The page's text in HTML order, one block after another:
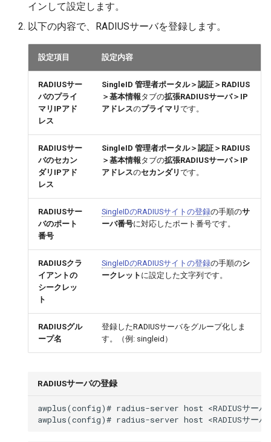
インして設定します。
以下の内容で、RADIUSサーバを登録します。
設定項目 設定内容
RADIUSサー
バのプライ
マリIPアド
レス
SingleID 管理者ポータル＞認証＞RADIUS
＞基本情報タブの拡張RADIUSサーバ＞IP
アドレスのプライマリです。
RADIUSサー
バのセカン
ダリIPアド
レス
SingleID 管理者ポータル＞認証＞RADIUS
＞基本情報タブの拡張RADIUSサーバ＞IP
アドレスのセカンダリです。
RADIUSサー
バのポート
番号
SingleIDのRADIUSサイトの登録の手順のサ
ーバ番号に対応したポート番号です。
RADIUSクラ
イアントの
シークレッ
ト
SingleIDのRADIUSサイトの登録の手順のシ
ークレット に設定した文字列です。
RADIUSグル
ープ名
登録したRADIUSサーバをグループ化しま
す。（例: singleid）
RADIUSサーバの登録
awplus(config)# radius-server host <RADIUSサーバの